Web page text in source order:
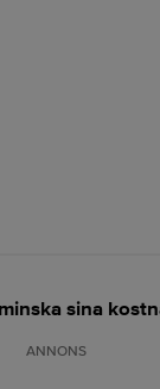
sina
ANNONS